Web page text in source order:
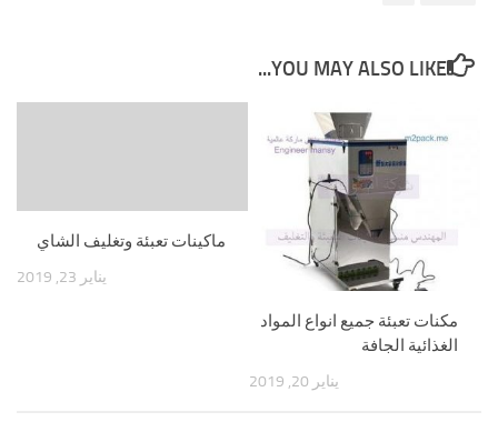
YOU MAY ALSO LIKE...
ماكينات تعبئة وتغليف الشاي
يناير 23, 2019
مكنات تعبئة جميع انواع المواد
الغذائية الجافة
يناير 20, 2019